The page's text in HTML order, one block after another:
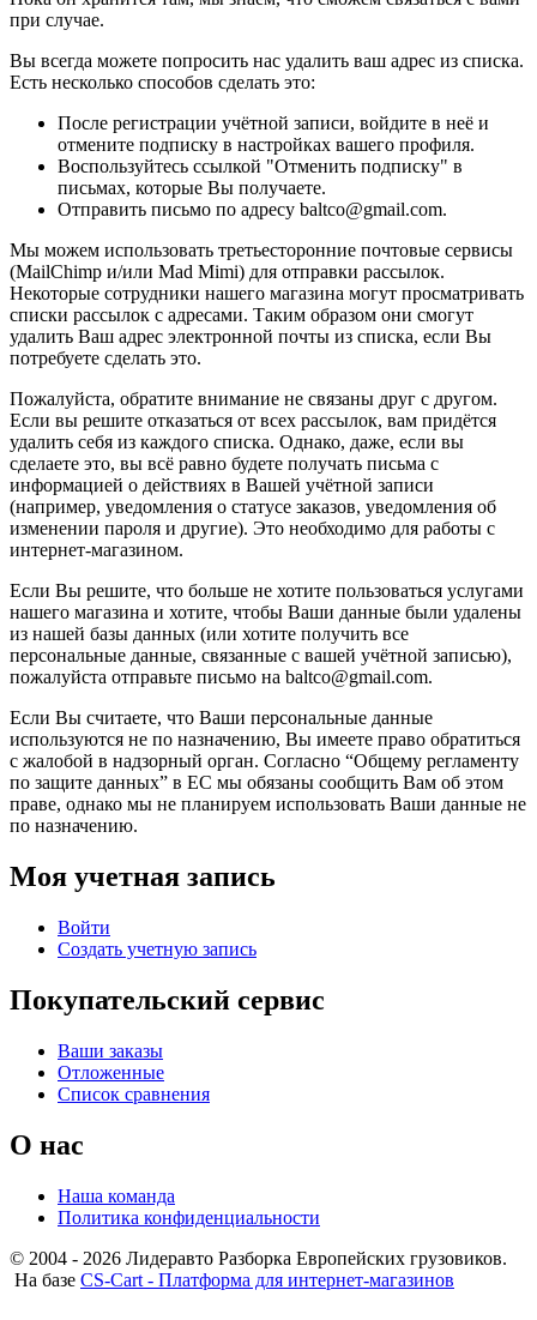
при случае.
Вы всегда можете попросить нас удалить ваш адрес из списка.
Есть несколько способов сделать это:
После регистрации учётной записи, войдите в неё и
отмените подписку в настройках вашего профиля.
Воспользуйтесь ссылкой "Отменить подписку" в
письмах, которые Вы получаете.
Отправить письмо по адресу baltco@gmail.com.
Мы можем использовать третьесторонние почтовые сервисы
(MailChimp и/или Mad Mimi) для отправки рассылок.
Некоторые сотрудники нашего магазина могут просматривать
списки рассылок с адресами. Таким образом они смогут
удалить Ваш адрес электронной почты из списка, если Вы
потребуете сделать это.
Пожалуйста, обратите внимание не связаны друг с другом.
Если вы решите отказаться от всех рассылок, вам придётся
удалить себя из каждого списка. Однако, даже, если вы
сделаете это, вы всё равно будете получать письма с
информацией о действиях в Вашей учётной записи
(например, уведомления о статусе заказов, уведомления об
изменении пароля и другие). Это необходимо для работы с
интернет-магазином.
Если Вы решите, что больше не хотите пользоваться услугами
нашего магазина и хотите, чтобы Ваши данные были удалены
из нашей базы данных (или хотите получить все
персональные данные, связанные с вашей учётной записью),
пожалуйста отправьте письмо на baltco@gmail.com.
Если Вы считаете, что Ваши персональные данные
используются не по назначению, Вы имеете право обратиться
с жалобой в надзорный орган. Согласно “Общему регламенту
по защите данных” в ЕС мы обязаны сообщить Вам об этом
праве, однако мы не планируем использовать Ваши данные не
по назначению.
Моя учетная запись
Войти
Создать учетную запись
Покупательский сервис
Ваши заказы
Отложенные
Список сравнения
О нас
Наша команда
Политика конфиденциальности
© 2004 - 2026 Лидеравто Разборка Европейских грузовиков.
На базе CS-Cart - Платформа для интернет-магазинов